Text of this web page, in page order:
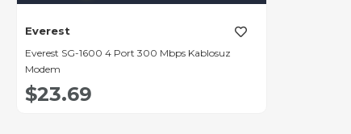
Everest
Everest SG-1600 4 Port 300 Mbps Kablosuz
Modem
$23.69